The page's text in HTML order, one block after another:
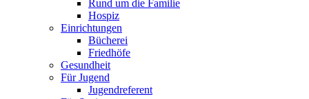
Rund um die Familie
Hospiz
Einrichtungen
Bücherei
Friedhöfe
Gesundheit
Für Jugend
Jugendreferent